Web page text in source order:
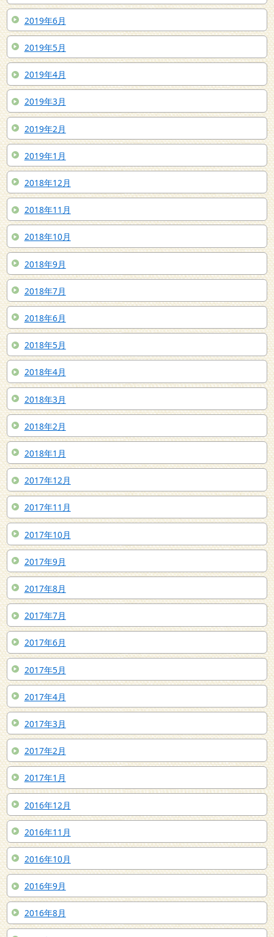
2019年6月
2019年5月
2019年4月
2019年3月
2019年2月
2019年1月
2018年12月
2018年11月
2018年10月
2018年9月
2018年7月
2018年6月
2018年5月
2018年4月
2018年3月
2018年2月
2018年1月
2017年12月
2017年11月
2017年10月
2017年9月
2017年8月
2017年7月
2017年6月
2017年5月
2017年4月
2017年3月
2017年2月
2017年1月
2016年12月
2016年11月
2016年10月
2016年9月
2016年8月